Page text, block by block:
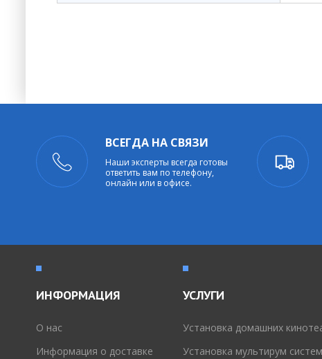
ВСЕГДА НА СВЯЗИ
Наши эксперты всегда готовы
ответить вам по телефону,
онлайн или в офисе.
ИНФОРМАЦИЯ
O нас
Информация о доставке
УСЛУГИ
Установка домашних
Установка мультирум систем